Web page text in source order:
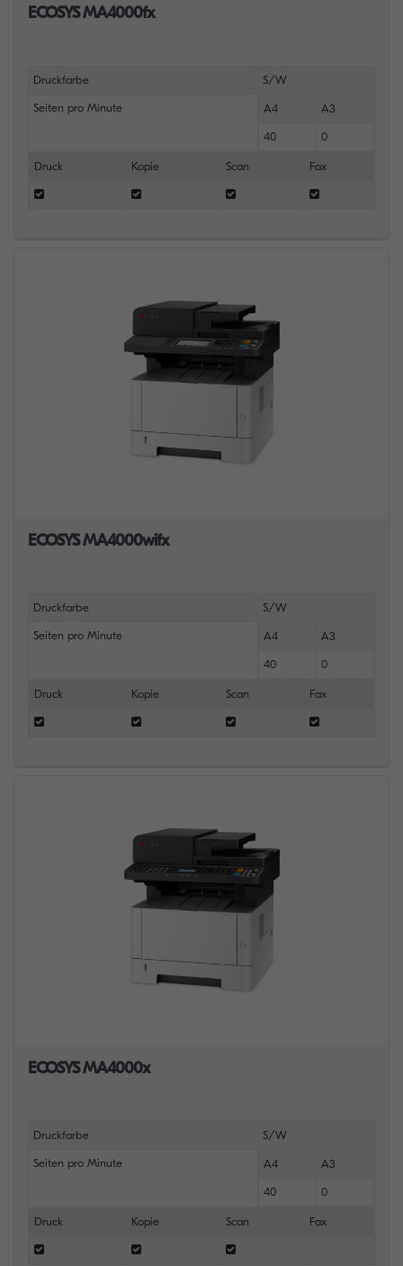
ECOSYS MA4000fx
Druckfarbe S/W
Seiten pro Minute A4 A3
40 0
Druck Kopie Scan Fax
ECOSYS MA4000wifx
Druckfarbe S/W
Seiten pro Minute A4 A3
40 0
Druck Kopie Scan Fax
ECOSYS MA4000x
Druckfarbe S/W
Seiten pro Minute A4 A3
40 0
Druck Kopie Scan Fax